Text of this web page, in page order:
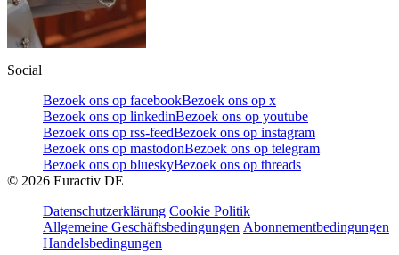
Social
Bezoek ons op facebookBezoek ons op x
Bezoek ons op linkedinBezoek ons op youtube
Bezoek ons op rss-feedBezoek ons op instagram
Bezoek ons op mastodonBezoek ons op telegram
Bezoek ons op blueskyBezoek ons op threads
© 2026 Euractiv DE
Datenschutzerklärung Cookie Politik
Allgemeine Geschäftsbedingungen Abonnementbedingungen
Handelsbedingungen